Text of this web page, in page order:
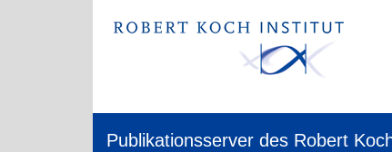
Publikationsserver des Robert